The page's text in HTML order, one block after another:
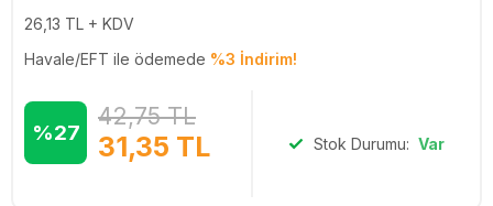
26,13 TL + KDV
Havale/EFT ile ödemede %3 İndirim!
%27 31,35 TL
42,75TL
Stok Durumu: Var